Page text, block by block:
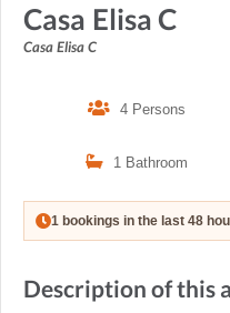
Casa Elisa C
Casa Elisa C
4 Persons
1 Bathroom
1 bookings in the last 48
Description of this